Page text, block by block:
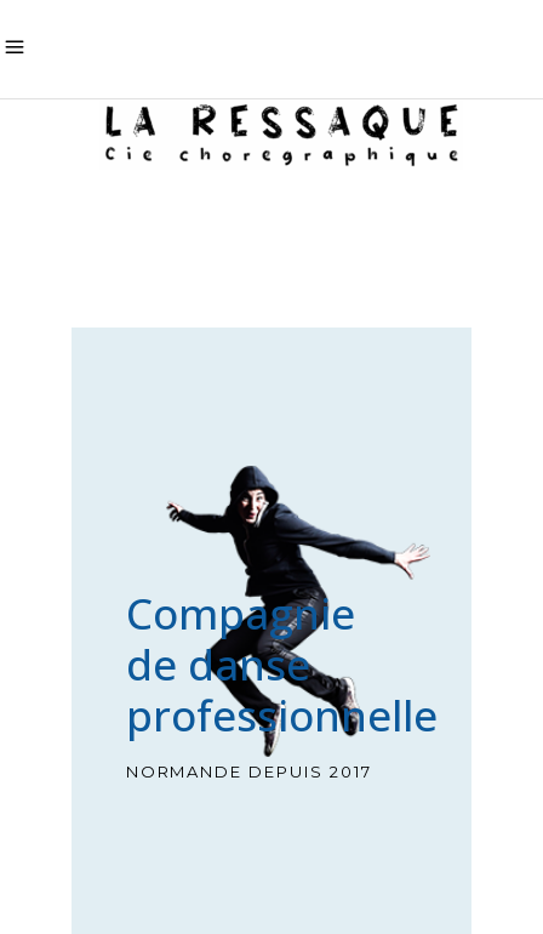
Compagnie
de danse
professionnelle
NORMANDE DEPUIS 2017